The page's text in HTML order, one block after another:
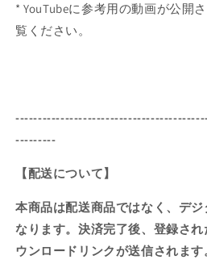
* YouTubeに参考用の動画が公開
覧ください。
---------
【配送について】
本商品は配送商品ではなく、デジ
なります。決済完了後、登録さ
ウンロードリンクが送信されま